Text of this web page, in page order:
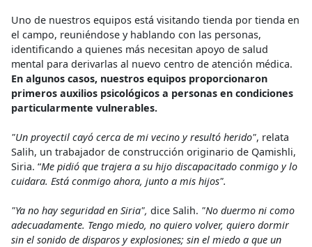
Uno de nuestros equipos está visitando tienda por tienda en
el campo, reuniéndose y hablando con las personas,
identificando a quienes más necesitan apoyo de salud
mental para derivarlas al nuevo centro de atención médica.
En algunos casos, nuestros equipos proporcionaron
primeros auxilios psicológicos a personas en condiciones
particularmente vulnerables.
"Un proyectil cayó cerca de mi vecino y resultó herido", relata
Salih, un trabajador de construcción originario de Qamishli,
Siria. “Me pidió que trajera a su hijo discapacitado conmigo y lo
cuidara. Está conmigo ahora, junto a mis hijos".
"Ya no hay seguridad en Siria", dice Salih. "No duermo ni como
adecuadamente. Tengo miedo, no quiero volver, quiero dormir
sin el sonido de disparos y explosiones; sin el miedo a que un